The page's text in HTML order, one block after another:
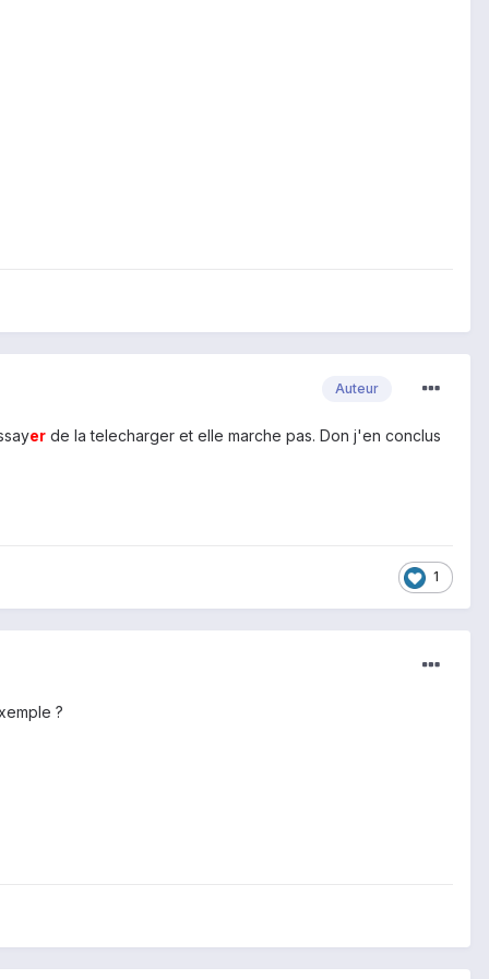
Auteur
er de la telecharger et elle marche pas. Don j'en conclus
1
?